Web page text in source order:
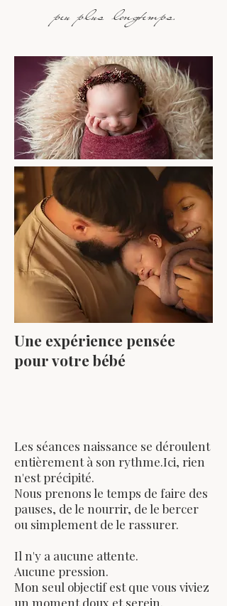
peu plus longtemps.
Une expérience pensée
pour votre bébé
Les séances naissance se déroulent
entièrement à son rythme.Ici, rien
n'est précipité.
Nous prenons le temps de faire des
pauses, de le nourrir, de le bercer
ou simplement de le rassurer.
Il n'y a aucune attente.
Aucune pression.
Mon seul objectif est que vous viviez
un moment doux et serein.